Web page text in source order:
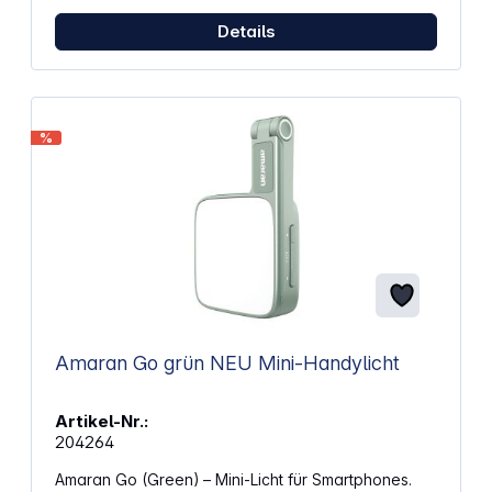
den Blasendiffusor (nicht im Set enthalten) für
Augenlichter und sanfte Raumverteilungen
verwenden, der MC Pro ist eine schnelle,
multifunktionale Beleuchtungslösung, die jederzeit
einsatzbereit ist. IP65 Wasserdichtes
DesignFür Kameraleute und Oberbeleuchter, die
selbst in den anspruchsvollsten Drehumgebungen
arbeiten, ist die MC Pro aufgrund
ihrer Vollaluminiumkonstruktion, ihrer verbesserten
Haltbarkeit und der Schutzart IP65 staub- und
wasserdicht und kann in derselben Szene wie
professionelle Geräte wie die LS 1200d
Pro verwendet werden, selbst unter härtesten
Wetterbedingungen – ohne sich Gedanken über
Leistung oder Zuverlässigkeit machen zu müssen.
Details
%
Amaran Go grün NEU Mini-Handylicht
Artikel-Nr.:
204264
Amaran Go (Green) – Mini-Licht für Smartphones.